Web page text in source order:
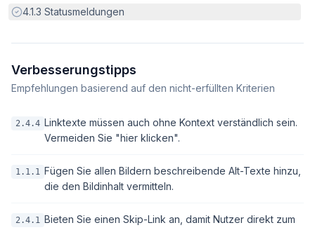
Erfüllt:
4.1.3 Statusmeldungen
Verbesserungstipps
Empfehlungen basierend auf den nicht-erfüllten Kriterien
2.4.4 Linktexte müssen auch ohne Kontext verständlich sein.
Vermeiden Sie "hier klicken".
1.1.1 Fügen Sie allen Bildern beschreibende Alt-Texte hinzu,
die den Bildinhalt vermitteln.
2.4.1 Bieten Sie einen Skip-Link an, damit Nutzer direkt zum